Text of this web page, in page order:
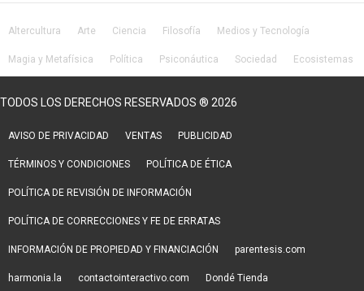
Altercultura Arte Ciencia Filosofía Medios y Tecnología
Magia y Metafísica Política Psiconáutica Sociedad Ecosistemas
TODOS LOS DERECHOS RESERVADOS ® 2026
AVISO DE PRIVACIDAD VENTAS PUBLICIDAD
TÉRMINOS Y CONDICIONES POLÍTICA DE ÉTICA
POLÍTICA DE REVISIÓN DE INFORMACIÓN
POLÍTICA DE CORRECCIONES Y FE DE ERRATAS
INFORMACIÓN DE PROPIEDAD Y FINANCIACIÓN parentesis.com
harmonia.la contactointeractivo.com Dondé Tienda